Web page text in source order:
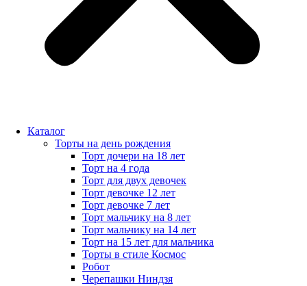
Каталог
Торты на день рождения
Торт дочери на 18 лет
Торт на 4 года
Торт для двух девочек
Торт девочке 12 лет
Торт девочке 7 лет
Торт мальчику на 8 лет
Торт мальчику на 14 лет
Торт на 15 лет для мальчика
Торты в стиле Космос
Робот
Черепашки Ниндзя